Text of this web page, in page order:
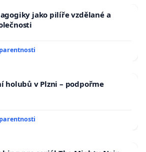
jako pilíře vzdělané a
holubů v Plzni – podpořme